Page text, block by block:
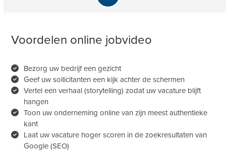
Volg ons op LinkedIn:https://www.linkedin.com/company/andress-
Heb jij interesse in techniek, interieur of schrijnwerk en wil je uitgroeien tot
een echte productspecialist?
Als commercieel medewerker deur- en meubelbeslag bij Deceuninck-
Deforce help je professionele klanten met technische vragen, offertes en
slimme oplossingen op maat. Je krijgt een sterk leertraject, ondersteuning
Voordelen online jobvideo
Bezorg uw bedrijf een gezicht
Geef uw sollicitanten een kijk achter de schermen
Vertel een verhaal (storytelling) zodat uw vacature blijft
hangen
Toon uw onderneming online van zijn meest authentieke
kant
Laat uw vacature hoger scoren in de zoekresultaten van
Google (SEO)